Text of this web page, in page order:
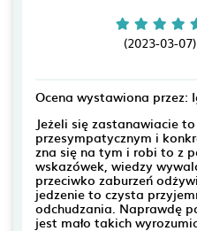
(2023-03-07)
Ocena wystawiona przez:
Jeżeli się zastanawiacie
przesympatycznym i
zna się na tym i robi to z
wskazówek, wiedzy
przeciwko zaburzeń
jedzenie to czysta
odchudzania. Naprawdę
jest mało takich